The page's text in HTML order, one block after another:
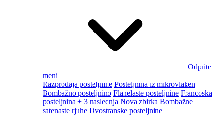
Odprite
meni
Razprodaja posteljnine Posteljnina iz mikrovlaken
Bombažno posteljnino Flanelaste posteljnine Francoska
posteljnina + 3 naslednja Nova zbirka Bombažne
satenaste rjuhe Dvostranske posteljnine